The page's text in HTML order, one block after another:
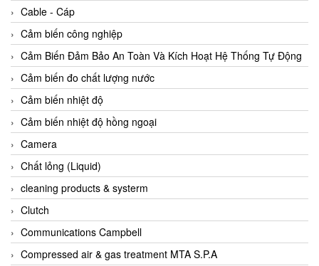
Aii Vietnam
AIKOH
AINUO Vietnam
AIR MAJOR
Aira Euro Automation
Airtac Vietnam
Airtec Vietnam
AI-Tek Vietnam
Akerstroms Viet Nam
AKO Armaturen & Separationstechnik
AKO Armaturen & Separationstechnik Vietnam
AKUSENSE
Cable - Cáp
Cảm biến công nghiệp
Cảm Biến Đảm Bảo An Toàn Và Kích Hoạt Hệ Thống Tự Động
Cảm biến đo chất lượng nước
Cảm biến nhiệt độ
Cảm biến nhiệt độ hồng ngoại
Camera
Chất lỏng (Liquid)
cleaning products & systerm
Clutch
Communications Campbell
Compressed air & gas treatment MTA S.P.A